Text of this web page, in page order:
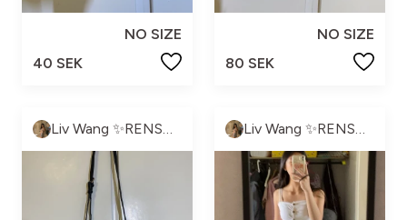
NO SIZE
40 SEK
NO SIZE
80 SEK
Liv Wang ✨RENSNING PÅGÅR✨ Liv Wang ✨RENSNING PÅGÅR✨